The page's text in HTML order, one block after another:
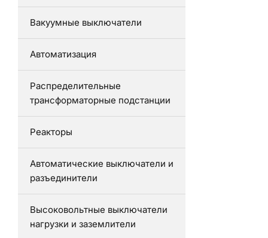
Вакуумные выключатели
Автоматизация
Распределительные
трансформаторные подстанции
Реакторы
Автоматические выключатели и
разъединители
Высоковольтные выключатели
нагрузки и заземлители